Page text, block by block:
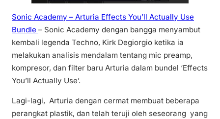
Sonic Academy – Arturia Effects You’ll Actually Use
Bundle – Sonic Academy dengan bangga menyambut
kembali legenda Techno, Kirk Degiorgio ketika ia
melakukan analisis mendalam tentang mic preamp,
kompresor, dan filter baru Arturia dalam bundel ‘Effects
You’ll Actually Use’.
Lagi-lagi, Arturia dengan cermat membuat beberapa
perangkat plastik, dan telah teruji oleh seseorang yang